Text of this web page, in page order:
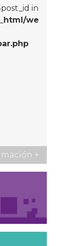
in
we
+